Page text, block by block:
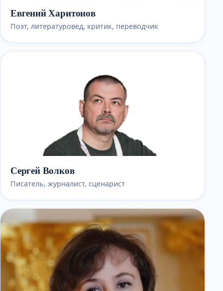
Евгений Харитонов
Поэт, литературовед, критик, переводчик
Сергей Волков
Писатель, журналист, сценарист